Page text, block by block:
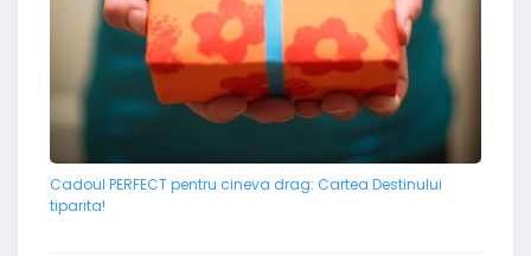
Cadoul PERFECT pentru cineva drag: Cartea Destinului
tiparita!